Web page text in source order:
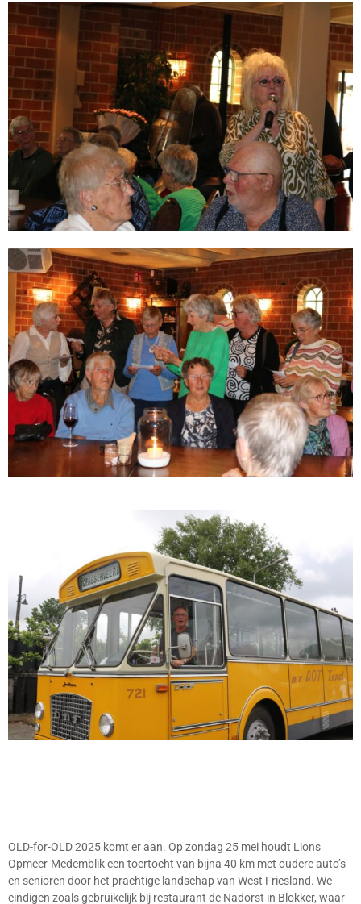
OLD-for-OLD 2025 komt er aan. Op zondag 25 mei houdt Lions
Opmeer-Medemblik een toertocht van bijna 40 km met oudere auto’s
en senioren door het prachtige landschap van West Friesland. We
eindigen zoals gebruikelijk bij restaurant de Nadorst in Blokker, waar